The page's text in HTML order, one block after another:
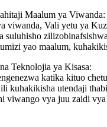
Maalum ya Viwanda:
viwanda, Vali yetu ya
yao maalum,
Teknolojia ya Kisasa:
katika kituo
kuhakikisha utendaji
viwango vya juu zaidi